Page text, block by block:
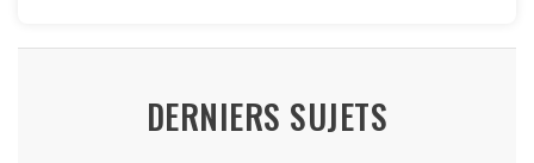
DERNIERS SUJETS